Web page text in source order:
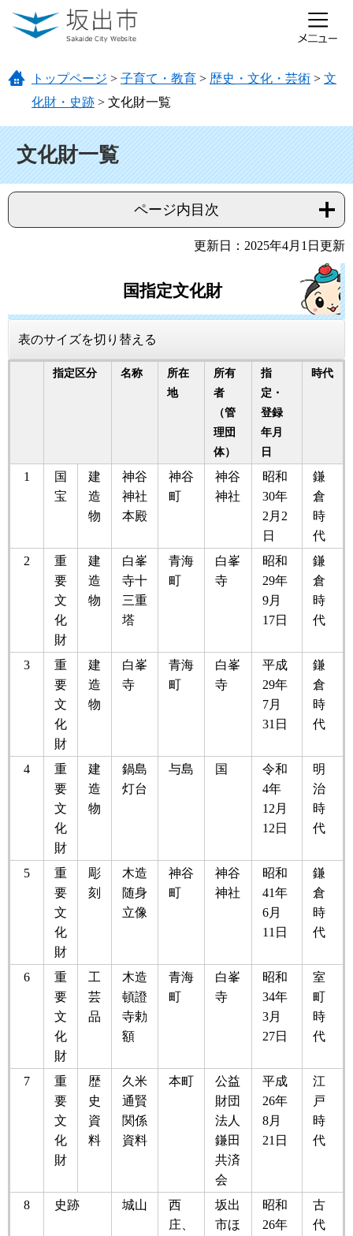
ページの先頭です。
メニューを飛ばして本文へ
トップページ > 子育て・教育 > 歴史・文化・芸術 > 文
化財・史跡 > 文化財一覧
文化財一覧
ページ内目次
更新日：2025年4月1日更新
国指定文化財
表のサイズを切り替える
指定区分 名称
所在
地
所有
者
（管
理団
体）
指
定・
登録
年月
日
時代
1
国
宝
建
造
物
神谷
神社
本殿
神谷
町
神谷
神社
昭和
30年
2月2
日
鎌
倉
時
代
2
重
要
文
化
財
建
造
物
白峯
寺十
三重
塔
青海
町
白峯
寺
昭和
29年
9月
17日
鎌
倉
時
代
3
重
要
文
化
財
建
造
物
白峯
寺
青海
町
白峯
寺
平成
29年
7月
31日
鎌
倉
時
代
4
重
要
文
化
財
建
造
物
鍋島
灯台
与島 国
令和
4年
12月
12日
明
治
時
代
5
重
要
文
化
財
彫
刻
木造
随身
立像
神谷
町
神谷
神社
昭和
41年
6月
11日
鎌
倉
時
代
6
重
要
文
化
財
工
芸
品
木造
頓證
寺勅
額
青海
町
白峯
寺
昭和
34年
3月
27日
室
町
時
代
7
重
要
文
化
財
歴
史
資
料
久米
通賢
関係
資料
本町
公益
財団
法人
鎌田
共済
会
平成
26年
8月
21日
江
戸
時
代
8 史跡 城山
西
庄、
坂出
市ほ
昭和
26年
古
代